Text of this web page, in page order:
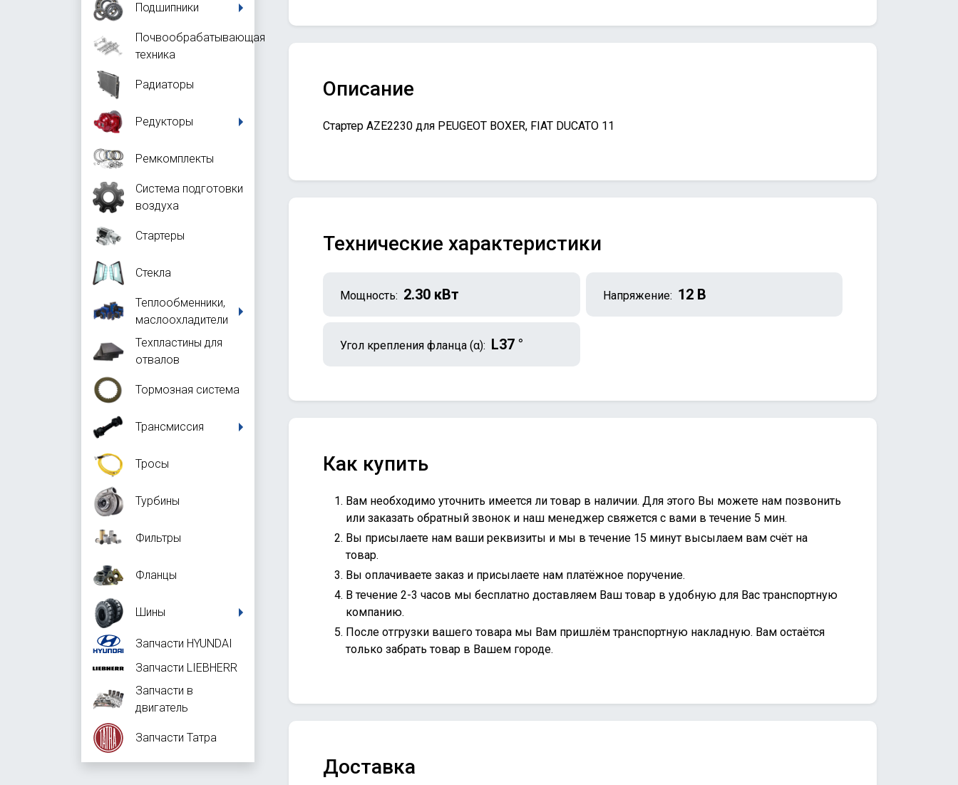
Подшипники
Почвообрабатывающая
техника
Радиаторы
Редукторы
Ремкомплекты
Система подготовки
воздуха
Стартеры
Стекла
Теплообменники,
маслоохладители
Техпластины для
отвалов
Тормозная система
Трансмиссия
Тросы
Турбины
Фильтры
Фланцы
Шины
Запчасти HYUNDAI
Запчасти LIEBHERR
Запчасти в
двигатель
Запчасти Татра
Описание
Стартер AZE2230 для PEUGEOT BOXER, FIAT DUCATO 11
Технические характеристики
Мощность: 2.30 кВт Напряжение: 12 В
Угол крепления фланца (α): L37 °
Как купить
Вам необходимо уточнить имеется ли товар в наличии. Для этого Вы можете нам позвонить
или заказать обратный звонок и наш менеджер свяжется с вами в течение 5 мин.
Вы присылаете нам ваши реквизиты и мы в течение 15 минут высылаем вам счёт на
товар.
Вы оплачиваете заказ и присылаете нам платёжное поручение.
В течение 2-3 часов мы бесплатно доставляем Ваш товар в удобную для Вас транспортную
компанию.
После отгрузки вашего товара мы Вам пришлём транспортную накладную. Вам остаётся
только забрать товар в Вашем городе.
Доставка